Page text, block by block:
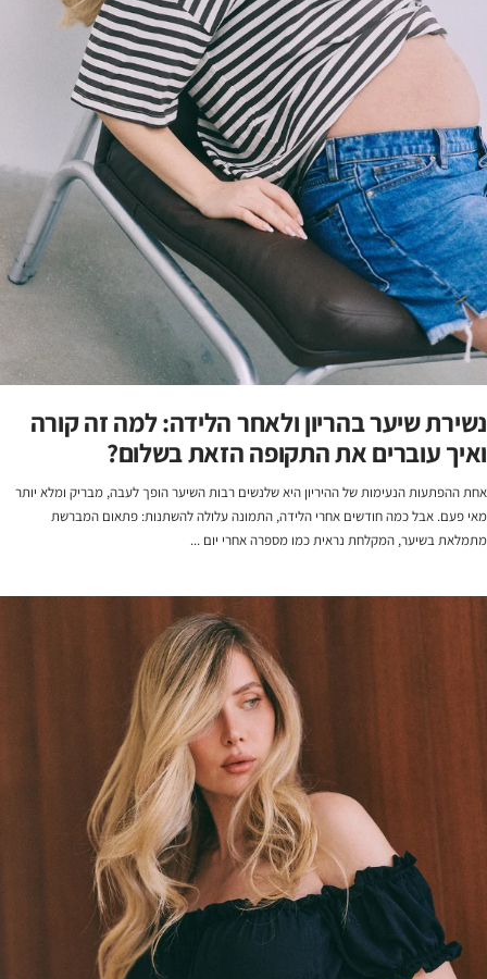
נשירת שיער בהריון ולאחר הלידה: למה זה קורה
ואיך עוברים את התקופה הזאת בשלום?
אחת ההפתעות הנעימות של ההיריון היא שלנשים רבות השיער הופך לעבה, מבריק ומלא יותר
מאי פעם. אבל כמה חודשים אחרי הלידה, התמונה עלולה להשתנות: פתאום המברשת
מתמלאת בשיער, המקלחת נראית כמו מספרה אחרי יום ...